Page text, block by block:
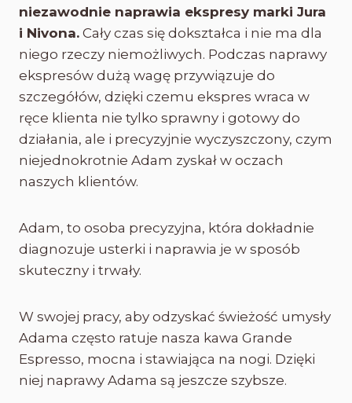
niezawodnie naprawia ekspresy marki Jura
i Nivona. Cały czas się dokształca i nie ma dla
niego rzeczy niemożliwych. Podczas naprawy
ekspresów dużą wagę przywiązuje do
szczegółów, dzięki czemu ekspres wraca w
ręce klienta nie tylko sprawny i gotowy do
działania, ale i precyzyjnie wyczyszczony, czym
niejednokrotnie Adam zyskał w oczach
naszych klientów.
Adam, to osoba precyzyjna, która dokładnie
diagnozuje usterki i naprawia je w sposób
skuteczny i trwały.
W swojej pracy, aby odzyskać świeżość umysły
Adama często ratuje nasza kawa Grande
Espresso, mocna i stawiająca na nogi. Dzięki
niej naprawy Adama są jeszcze szybsze.